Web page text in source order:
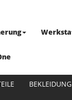
BEKLEIDUNG